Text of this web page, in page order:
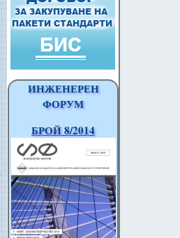
ИНЖЕНЕРЕН
ФОРУМ
БРОЙ 8/2014